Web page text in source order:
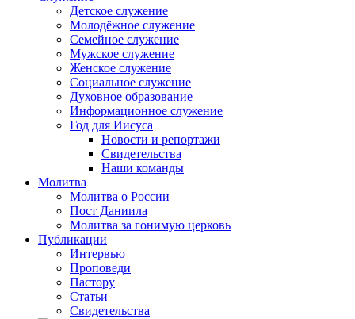
Детское служение
Молодёжное служение
Семейное служение
Мужское служение
Женское служение
Социальное служение
Духовное образование
Информационное служение
Год для Иисуса
Новости и репортажи
Свидетельства
Наши команды
Молитва
Молитва о России
Пост Даниила
Молитва за гонимую церковь
Публикации
Интервью
Проповеди
Пастору
Статьи
Свидетельства